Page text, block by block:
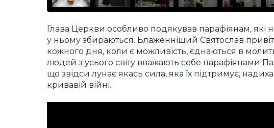
Глава Церкви особливо подякував парафіянам, які
у ньому збираються. Блаженніший Святослав
кожного дня, коли є можливість, єднаються в
людей з усього світу вважають себе парафіянами
що звідси лунає якась сила, яка їх підтримує,
кривавій війні.